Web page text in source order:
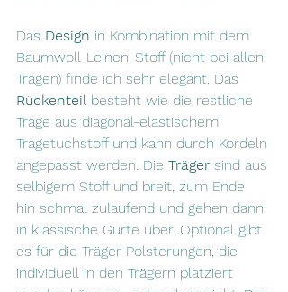
Das Design in Kombination mit dem
Baumwoll-Leinen-Stoff (nicht bei allen
Tragen) finde ich sehr elegant. Das
Rückenteil besteht wie die restliche
Trage aus diagonal-elastischem
Tragetuchstoff und kann durch Kordeln
angepasst werden. Die Träger sind aus
selbigem Stoff und breit, zum Ende
hin schmal zulaufend und gehen dann
in klassische Gurte über. Optional gibt
es für die Träger Polsterungen, die
individuell in den Trägern platziert